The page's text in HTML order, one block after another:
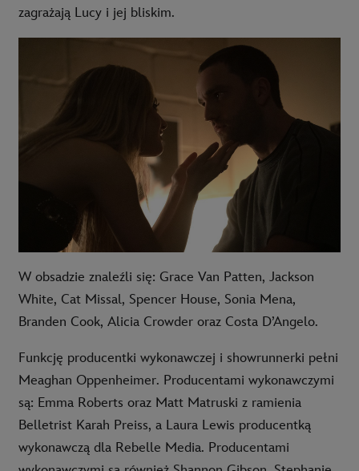
zagrażają Lucy i jej bliskim.
W obsadzie znaleźli się: Grace Van Patten, Jackson
White, Cat Missal, Spencer House, Sonia Mena,
Branden Cook, Alicia Crowder oraz Costa D’Angelo.
Funkcję producentki wykonawczej i showrunnerki pełni
Meaghan Oppenheimer. Producentami wykonawczymi
są: Emma Roberts oraz Matt Matruski z ramienia
Belletrist Karah Preiss, a Laura Lewis producentką
wykonawczą dla Rebelle Media. Producentami